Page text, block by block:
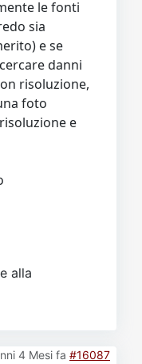
le fonti
sia
e se
danni
risoluzione,
foto
e
alla
4 Mesi fa #16087